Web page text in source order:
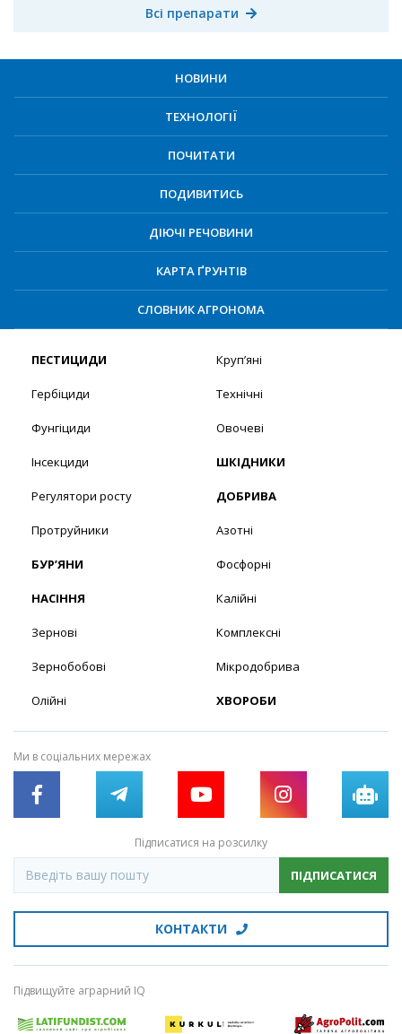
Всі препарати
НОВИНИ
ТЕХНОЛОГІЇ
ПОЧИТАТИ
ПОДИВИТИСЬ
ДІЮЧІ РЕЧОВИНИ
КАРТА ҐРУНТІВ
СЛОВНИК АГРОНОМА
ПЕСТИЦИДИ
Гербіциди
Фунгіциди
Інсекциди
Регулятори росту
Протруйники
БУР’ЯНИ
НАСІННЯ
Зернові
Зернобобові
Олійні
Круп’яні
Технічні
Овочеві
ШКІДНИКИ
ДОБРИВА
Азотні
Фосфорні
Калійні
Комплексні
Мікродобрива
ХВОРОБИ
Ми в соціальних мережах
Підписатися на розсилку
ПІДПИСАТИСЯ
КОНТАКТИ
Підвищуйте аграрний IQ